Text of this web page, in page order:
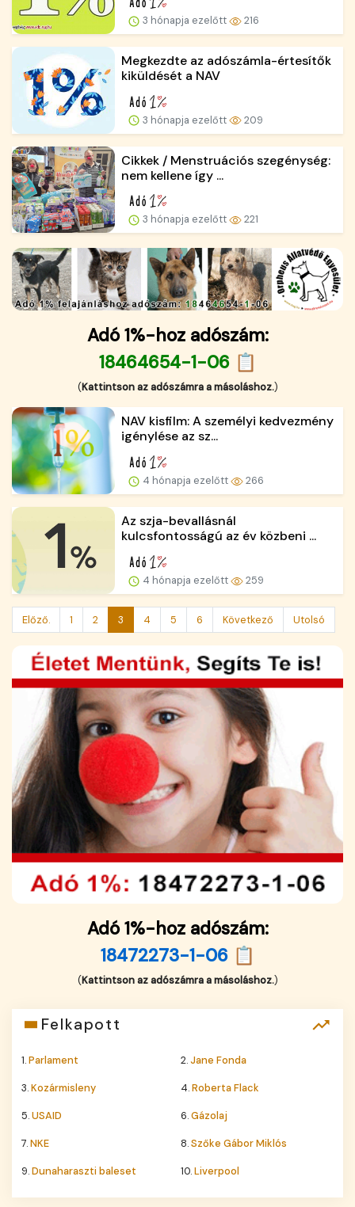
3 hónapja ezelőtt 216
Megkezdte az adószámla-értesítők
kiküldését a NAV
3 hónapja ezelőtt 209
Cikkek / Menstruációs szegénység:
nem kellene így ...
3 hónapja ezelőtt 221
Adó 1%-hoz adószám:
18464654-1-06 📋
(Kattintson az adószámra a másoláshoz.)
NAV kisfilm: A személyi kedvezmény
igénylése az sz...
4 hónapja ezelőtt 266
Az szja-bevallásnál
kulcsfontosságú az év közbeni ...
4 hónapja ezelőtt 259
Előző. 1 2 3 4 5 6 Következő Utolsó
Adó 1%-hoz adószám:
18472273-1-06 📋
(Kattintson az adószámra a másoláshoz.)
Felkapott
1.Parlament 2.Jane Fonda
3.Kozármisleny 4.Roberta Flack
5.USAID 6.Gázolaj
7.NKE 8.Szőke Gábor Miklós
9.Dunaharaszti baleset 10.Liverpool